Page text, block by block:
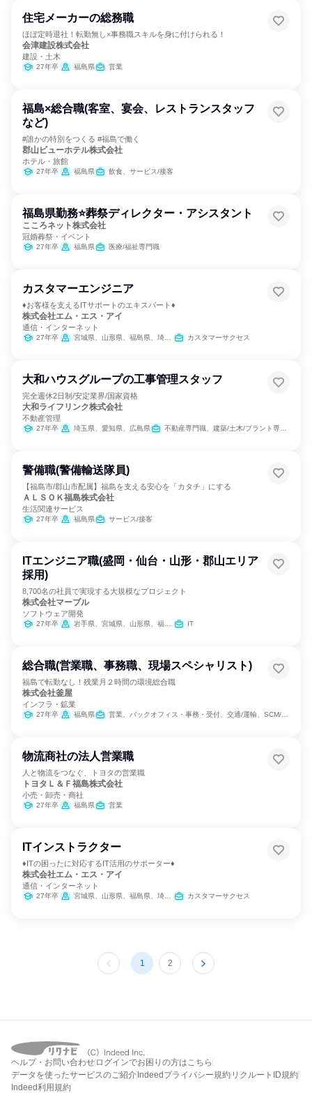
住宅メーカーの総務職
ほぼ定時退社！転勤無し×事務職スキルを身に付けられる！
会津建設株式会社
建設・土木
27年卒 福島県 営業
福島×総合職(客室、宴会、レストランスタッフ
など)
#誰かの特別をつくる #福島で働く
郡山ビューホテル株式会社
ホテル・旅館
27年卒 福島県 飲食、サービス/接客
福島県勤務⭐葬祭ディレクター・アシスタント
こころネット株式会社
冠婚葬祭・イベント
27年卒 福島県 医療/福祉専門職
カスタマーエンジニア
♦お客様を支えるITサポートのエキスパート♦
株式会社エム・エス・アイ
通信・インターネット
27年卒 宮城県、山形県、福島県、埼玉県 カスタマーサクセス
大和ハウスグループの工事管理スタッフ
完全週休2日制/安定業界/国家資格
大和ライフリンク株式会社
不動産管理
27年卒 埼玉県、愛知県、広島県 不動産専門職、建築/土木/プラント専門職
警備職(警備輸送隊員)
【福島市/郡山市配属】福島を支える安心を「カタチ」にする
ＡＬＳＯＫ福島株式会社
生活関連サービス
27年卒 福島県 サービス/接客
ITエンジニア職(盛岡・仙台・山形・郡山エリア
採用)
8,700名の社員で実現する大規模なプロジェクト
株式会社マーブル
ソフトウェア開発
27年卒 岩手県、宮城県、山形県、福島県 IT
総合職(営業職、事務職、現場スペシャリスト)
福島で転勤なし！残業月２時間の環境総合職
株式会社釜屋
インフラ・鉱業
27年卒 福島県 営業、バックオフィス・事務・受付、交通/運輸、SCM/生産管理/購買/物流
物流商社の法人営業職
人と物流をつなぐ、トヨタの営業職
トヨタＬ＆Ｆ福島株式会社
小売・卸売・商社
27年卒 福島県 営業
ITインストラクター
♦ITの困ったに対応するIT活用のサポーター♦
株式会社エム・エス・アイ
通信・インターネット
27年卒 宮城県、山形県、福島県、埼玉県 カスタマーサクセス
1 2
ヘルプ・お問い合わせ ログインでお困りの方はこちら
データを使ったサービスのご紹介 Indeedプライバシー規約 リクルートID規約
Indeed利用規約